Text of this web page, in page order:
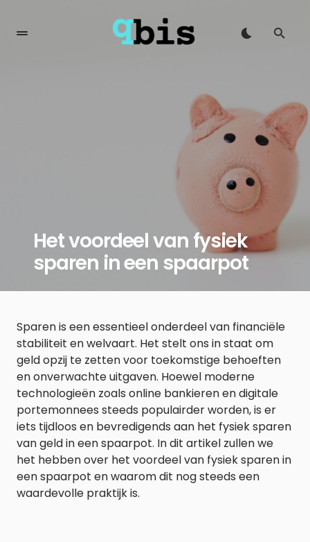
Het voordeel van fysiek
sparen in een spaarpot
Sparen is een essentieel onderdeel van financiële
stabiliteit en welvaart. Het stelt ons in staat om
geld opzij te zetten voor toekomstige behoeften
en onverwachte uitgaven. Hoewel moderne
technologieën zoals online bankieren en digitale
portemonnees steeds populairder worden, is er
iets tijdloos en bevredigends aan het fysiek sparen
van geld in een spaarpot. In dit artikel zullen we
het hebben over het voordeel van fysiek sparen in
een spaarpot en waarom dit nog steeds een
waardevolle praktijk is.